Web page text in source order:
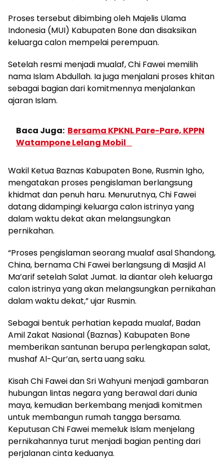
Proses tersebut dibimbing oleh Majelis Ulama
Indonesia (MUI) Kabupaten Bone dan disaksikan
keluarga calon mempelai perempuan.
Setelah resmi menjadi mualaf, Chi Fawei memilih
nama Islam Abdullah. Ia juga menjalani proses khitan
sebagai bagian dari komitmennya menjalankan
ajaran Islam.
Baca Juga: Bersama KPKNL Pare-Pare, KPPN
Watampone Lelang Mobil
Wakil Ketua Baznas Kabupaten Bone, Rusmin Igho,
mengatakan proses pengislaman berlangsung
khidmat dan penuh haru. Menurutnya, Chi Fawei
datang didampingi keluarga calon istrinya yang
dalam waktu dekat akan melangsungkan
pernikahan.
“Proses pengislaman seorang mualaf asal Shandong,
China, bernama Chi Fawei berlangsung di Masjid Al
Ma’arif setelah Salat Jumat. Ia diantar oleh keluarga
calon istrinya yang akan melangsungkan pernikahan
dalam waktu dekat,” ujar Rusmin.
Sebagai bentuk perhatian kepada mualaf, Badan
Amil Zakat Nasional (Baznas) Kabupaten Bone
memberikan santunan berupa perlengkapan salat,
mushaf Al-Qur’an, serta uang saku.
Kisah Chi Fawei dan Sri Wahyuni menjadi gambaran
hubungan lintas negara yang berawal dari dunia
maya, kemudian berkembang menjadi komitmen
untuk membangun rumah tangga bersama.
Keputusan Chi Fawei memeluk Islam menjelang
pernikahannya turut menjadi bagian penting dari
perjalanan cinta keduanya.